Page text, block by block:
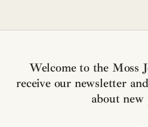
Welcome to the Moss
receive our newsletter
about new